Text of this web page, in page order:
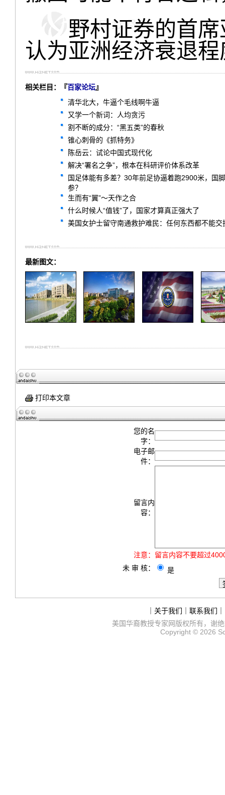
野村证券的首席
认为亚洲经济衰退
相关栏目：『百家论坛』
清华北大，牛逼个毛线啊牛逼
又学一个新词：人均贪污
割不断的成分：“黑五类”的春秋
锥心刺骨的《抓特务》
陈岳云：试论中国式现代化
解决“署名之争”，根本在科研评价体系改革
国足体能有多差？30年前足协逼着跑2900米，国
参？
生而有“翼”～天作之合
什么时候人“值钱”了，国家才算真正强大了
美国女护士留守南通救护难民：任何东西都不能交
最新图文：
打印本文章
您的名
字：
电子邮
件：
留言内
容：
注意： 留言内容不要超过
未 审 核：
是
关于我们 联系我们
美国华裔教授专家网版权所有，谢
Copyright © 2026